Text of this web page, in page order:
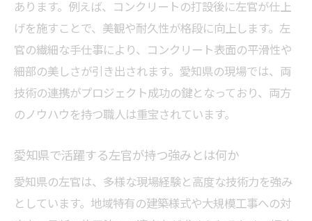
最新コンクリート技術を習得する秘訣
左官が知っておきたい最新技術の動向
コンクリート施工の新技術を左官に活かす
コツ
左官職人が現場で技術革新に対応する方法
最新技術に強い左官が評価を高める理由
左官工事の現場経験が強みになる理由
あります。例えば、コンクリートの打設後に左官が仕上
げを施すことで、美観や耐久性が格段に向上します。左
官の繊細な手仕事により、コンクリート表面の平滑性や
細部の美しさが引き出されます。愛知県の現場では、両
技術の連携がプロジェクト成功の鍵となっており、両方
のノウハウを持つ職人は重宝されています。
愛知県で活躍する左官が持つ強みとは何か
愛知県の左官は、多様な現場経験と高度な技術力を強み
としています。地域特有の建築様式や大規模工事への対